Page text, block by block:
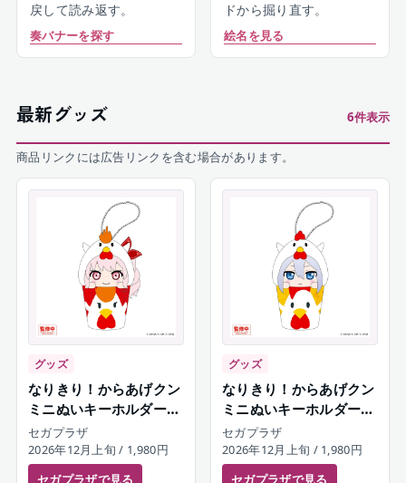
戻して読み返す。
奏バナーを探す
ドから掘り直す。
絵名を見る
最新グッズ 6件表示
商品リンクには広告リンクを含む場合があります。
グッズ
なりきり！からあげクン
ミニぬいキーホルダー
暁山瑞希
セガプラザ
2026年12月上旬 / 1,980円
セガプラザで見る
グッズ
なりきり！からあげクン
ミニぬいキーホルダー
宵崎奏
セガプラザ
2026年12月上旬 / 1,980円
セガプラザで見る